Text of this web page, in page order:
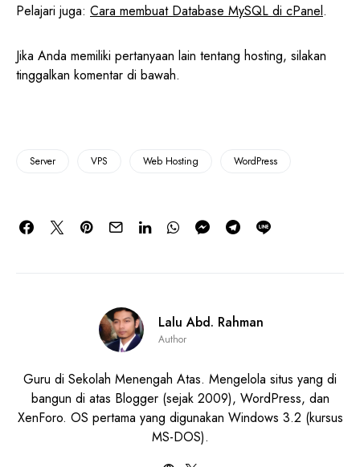
Pelajari juga: Cara membuat Database MySQL di cPanel.
Jika Anda memiliki pertanyaan lain tentang hosting, silakan
tinggalkan komentar di bawah.
Server VPS Web Hosting WordPress
Lalu Abd. Rahman
Author
Guru di Sekolah Menengah Atas. Mengelola situs yang di
bangun di atas Blogger (sejak 2009), WordPress, dan
XenForo. OS pertama yang digunakan Windows 3.2 (kursus
MS-DOS).